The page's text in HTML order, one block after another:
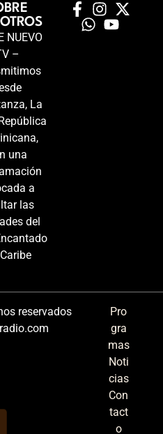
NUEVO
–
La
una
a
las
del
reservados
Pro
gra
mas
Noti
cias
Con
tact
o